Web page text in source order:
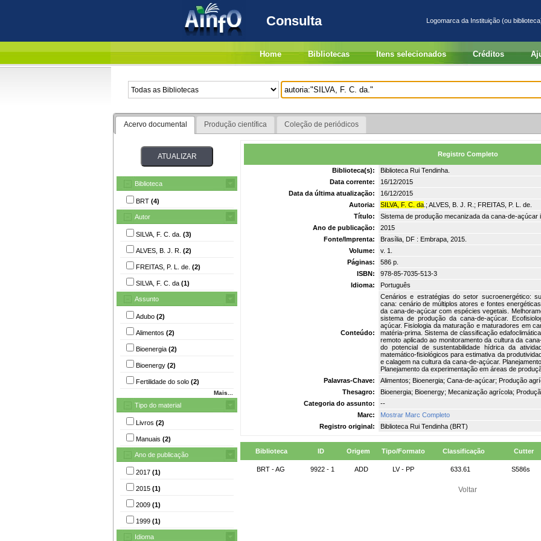
Consulta Logomarca da Instituição (ou
Home Bibliotecas Itens selecionados Créditos
Acervo documental Produção científica Coleção de periódicos
Biblioteca
BRT (4)
Autor
SILVA, F. C. da. (3)
ALVES, B. J. R. (2)
FREITAS, P. L. de. (2)
SILVA, F. C. da (1)
Assunto
Adubo (2)
Alimentos (2)
Bioenergia (2)
Bioenergy (2)
Fertilidade do solo (2)
Mais...
Tipo do material
Livros (2)
Manuais (2)
Ano de publicação
2017 (1)
2015 (1)
2009 (1)
1999 (1)
Idioma
Registro Completo
Biblioteca(s):
Biblioteca Rui Tendinha.
Data corrente:
16/12/2015
Data da última atualização:
16/12/2015
Autoria:
SILVA, F. C. da .; ALVES, B. J. R.; FREITAS, P. L. de.
Título:
Sistema de produção mecanizada da cana-de-
Ano de publicação:
2015
Fonte/Imprenta:
Brasília, DF : Embrapa, 2015.
Volume:
v. 1.
Páginas:
586 p.
ISBN:
978-85-7035-513-3
Idioma:
Português
Conteúdo:
Cenários e estratégias do setor sucroenergético:
cana: cenário de múltiplos atores e fontes
da cana-de-açúcar com espécies vegetais.
sistema de produção da cana-de-açúcar.
açúcar. Fisiologia da maturação e maturadores em
matéria-prima. Sistema de classificação
remoto aplicado ao monitoramento da cultura da
do potencial de sustentabilidade hídrica da
matemático-fisiológicos para estimativa da
e calagem na cultura da cana-de-açúcar.
Planejamento da experimentação em áreas de
Palavras-Chave:
Alimentos; Bioenergia; Cana-de-açúcar; Produção
Thesagro:
Bioenergia; Bioenergy; Mecanização agrícola;
Categoria do assunto:
--
Marc:
Mostrar Marc Completo
Registro original:
Biblioteca Rui Tendinha (BRT)
Biblioteca ID Origem Tipo/Formato Classificação Cutter
BRT - AG 9922 - 1 ADD LV - PP 633.61 S586s
Voltar